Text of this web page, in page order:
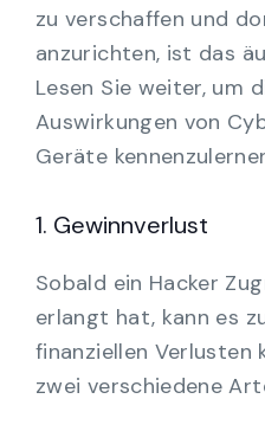
zu verschaffen und
anzurichten, ist das
Lesen Sie weiter, um
Auswirkungen von
Geräte
1. Gewinnverlust
Sobald ein Hacker
erlangt hat, kann es
finanziellen Verlusten
zwei verschiedene